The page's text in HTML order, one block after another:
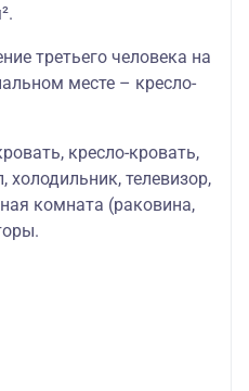
третьего человека на
месте – кресло-
кресло-кровать,
телевизор,
комната (раковина,